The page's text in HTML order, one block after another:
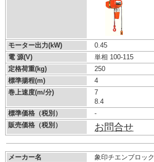
モーター出力(kW)
0.45
電 源(V)
単相 100-115
定格荷重(kg)
250
標準揚程(m)
4
巻上速度(m/分)
7
8.4
標準価格（税別）
-
販売価格（税別）
お問合せ
メーカー名
象印チエンブロック